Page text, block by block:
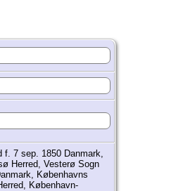
f. 7 sep. 1850 Danmark,
Herred, Vesterø Sogn
Københavns
København-